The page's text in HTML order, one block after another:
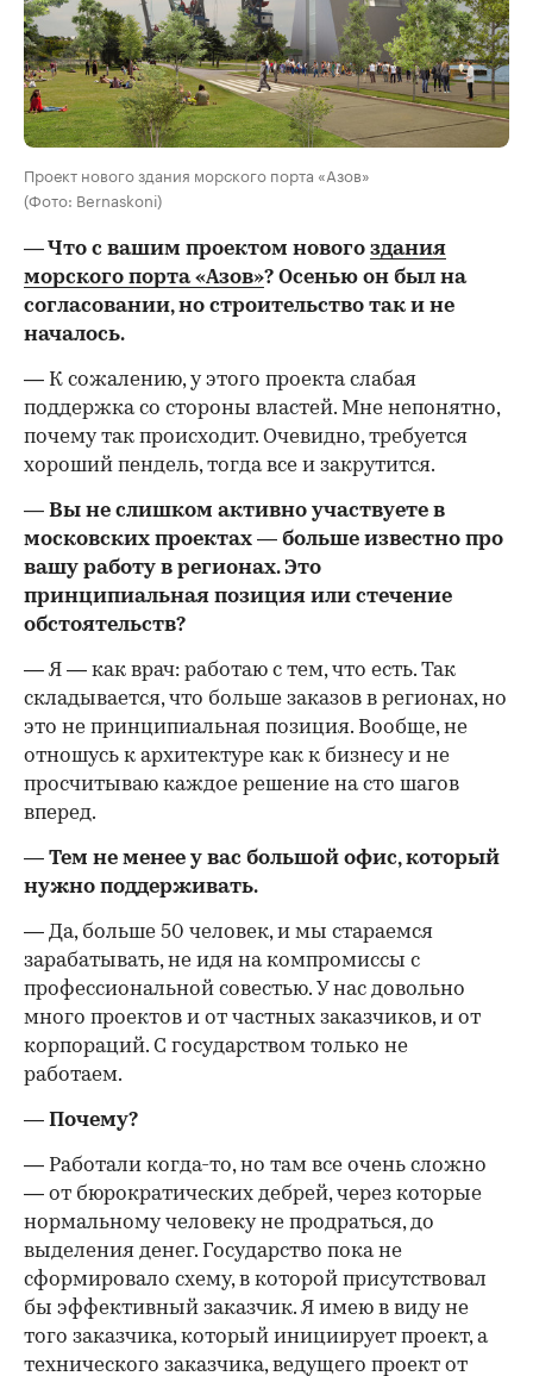
Проект нового здания морского порта «Азов»
(Фото: Bernaskoni)
— Что с вашим проектом нового здания
морского порта «Азов»? Осенью он был на
согласовании, но строительство так и не
началось.
— К сожалению, у этого проекта слабая
поддержка со стороны властей. Мне непонятно,
почему так происходит. Очевидно, требуется
хороший пендель, тогда все и закрутится.
— Вы не слишком активно участвуете в
московских проектах — больше известно про
вашу работу в регионах. Это
принципиальная позиция или стечение
обстоятельств?
— Я — как врач: работаю с тем, что есть. Так
складывается, что больше заказов в регионах, но
это не принципиальная позиция. Вообще, не
отношусь к архитектуре как к бизнесу и не
просчитываю каждое решение на сто шагов
вперед.
— Тем не менее у вас большой офис, который
нужно поддерживать.
— Да, больше 50 человек, и мы стараемся
зарабатывать, не идя на компромиссы с
профессиональной совестью. У нас довольно
много проектов и от частных заказчиков, и от
корпораций. С государством только не
работаем.
— Почему?
— Работали когда-то, но там все очень сложно
— от бюрократических дебрей, через которые
нормальному человеку не продраться, до
выделения денег. Государство пока не
сформировало схему, в которой присутствовал
бы эффективный заказчик. Я имею в виду не
того заказчика, который инициирует проект, а
технического заказчика, ведущего проект от